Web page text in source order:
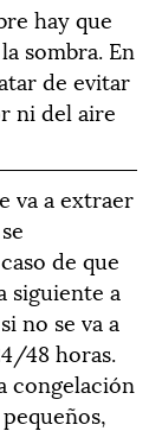
hay que
sombra. En
de evitar
ni del aire
va a extraer
de que
siguiente a
no se va a
48 horas.
congelación